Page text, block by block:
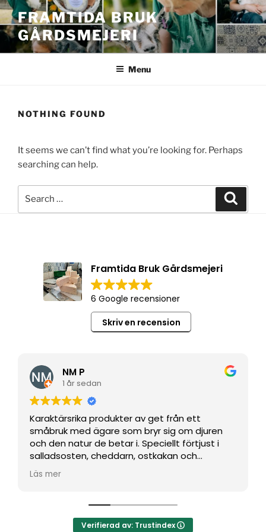
Skip
to
content
FRAMTIDA BRUK
GÅRDSMEJERI
Menu
NOTHING FOUND
It seems we can’t find what you’re looking for. Perhaps
searching can help.
Framtida Bruk Gårdsmejeri
6 Google recensioner
Skriv en recension
NM P
1 år sedan
Karaktärsrika produkter av get från ett
småbruk med ägare som bryr sig om djuren
och den natur de betar i. Speciellt förtjust i
salladsosten, cheddarn, ostkakan och
getkorven!
Läs mer
Verifierad av: Trustindex